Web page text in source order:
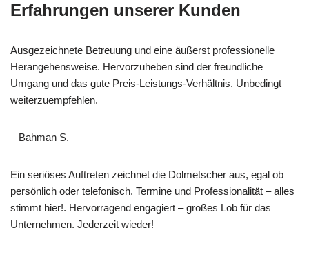
Erfahrungen unserer Kunden
Ausgezeichnete Betreuung und eine äußerst professionelle
Herangehensweise. Hervorzuheben sind der freundliche
Umgang und das gute Preis-Leistungs-Verhältnis. Unbedingt
weiterzuempfehlen.
– Bahman S.
Ein seriöses Auftreten zeichnet die Dolmetscher aus, egal ob
persönlich oder telefonisch. Termine und Professionalität – alles
stimmt hier!. Hervorragend engagiert – großes Lob für das
Unternehmen. Jederzeit wieder!